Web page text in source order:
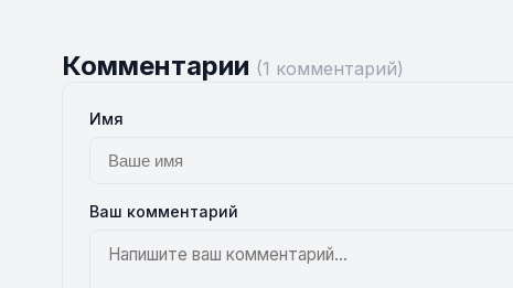
Комментарии (1 комментарий)
Имя
Ваш комментарий